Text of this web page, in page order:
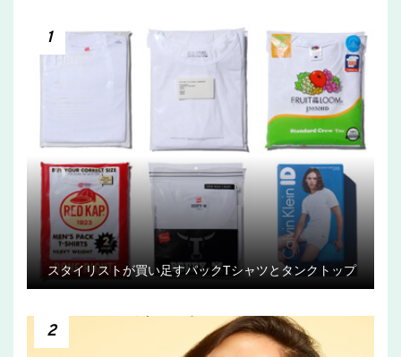
1
スタイリストが買い足すパックTシャツとタンクトップ
2